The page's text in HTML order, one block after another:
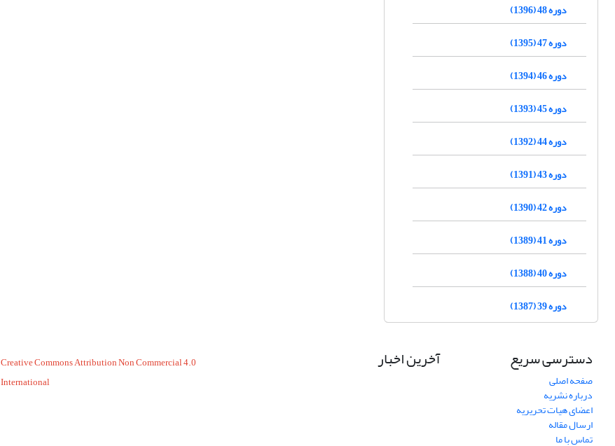
دوره 48 (1396)
دوره 47 (1395)
دوره 46 (1394)
دوره 45 (1393)
دوره 44 (1392)
دوره 43 (1391)
دوره 42 (1390)
دوره 41 (1389)
دوره 40 (1388)
دوره 39 (1387)
دسترسی سریع
صفحه اصلی
درباره نشریه
اعضای هیات تحریریه
ارسال مقاله
تماس با ما
آخرین اخبار
Creative Commons Attribution Non Commercial 4.0
International